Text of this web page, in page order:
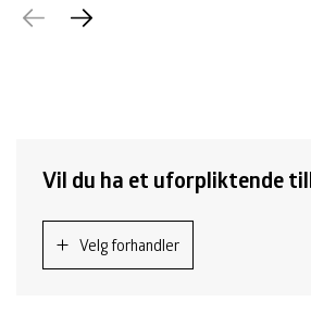
TidligereNeste
Vil du ha et uforpliktende
Velg forhandler